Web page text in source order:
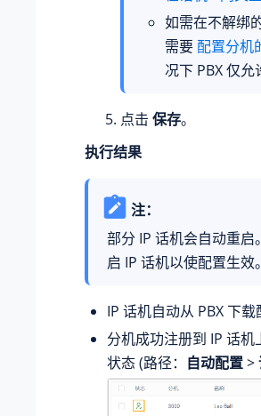
如需在不解绑
需要 配置分机
况下 PBX 仅
点击 保存。
执行结果
注：
部分 IP 话机会自动重
启 IP 话机以使配置生效。
IP 话机自动从 PBX 下载
分机成功注册到 IP 话
状态 (路径： 自动配置>